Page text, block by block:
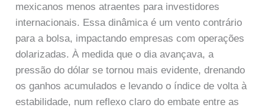
mexicanos menos atraentes para investidores
internacionais. Essa dinâmica é um vento contrário
para a bolsa, impactando empresas com operações
dolarizadas. À medida que o dia avançava, a
pressão do dólar se tornou mais evidente, drenando
os ganhos acumulados e levando o índice de volta à
estabilidade, num reflexo claro do embate entre as